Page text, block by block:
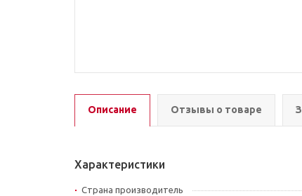
Описание Отзывы о товаре
Характеристики
Страна производитель